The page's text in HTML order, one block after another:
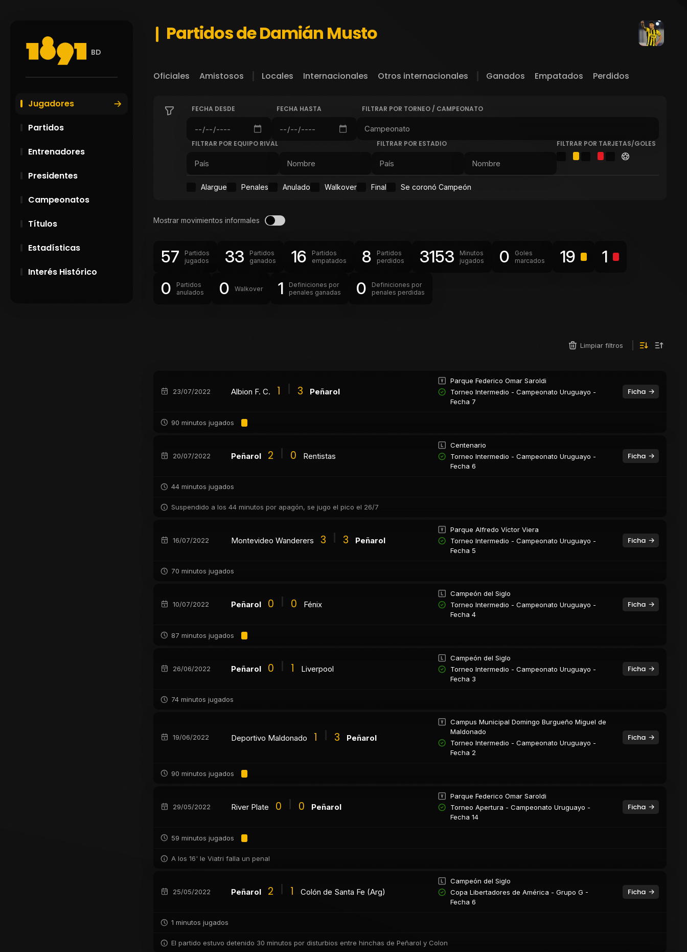
BD
Jugadores
Partidos
Entrenadores
Presidentes
Campeonatos
Títulos
Estadísticas
Interés Histórico
Partidos de Damián Musto
Oficiales Amistosos Locales Internacionales Otros internacionales Ganados Empatados Perdidos
FECHA DESDE FECHA HASTA FILTRAR POR TORNEO / CAMPEONATO
FILTRAR POR EQUIPO RIVAL FILTRAR POR ESTADIO FILTRAR POR TARJETAS/GOLES
Alargue Penales Anulado Walkover Final Se coronó Campeón
Mostrar movimientos informales
57
Partidos
jugados
33
Partidos
ganados
16
Partidos
empatados
8
Partidos
perdidos
3153
Minutos
jugados
0
Goles
marcados
19
1
0
Partidos
anulados
0 Walkover 1
Definiciones por
penales ganadas
0
Definiciones por
penales perdidas
Limpiar filtros
23/07/2022 Albion F. C. 1 3 Peñarol
Parque Federico Omar Saroldi
Torneo Intermedio - Campeonato Uruguayo -
Fecha 7
Ficha
90 minutos jugados
20/07/2022 Peñarol 2 0 Rentistas
Centenario
Torneo Intermedio - Campeonato Uruguayo -
Fecha 6
Ficha
44 minutos jugados
Suspendido a los 44 minutos por apagón, se jugo el pico el 26/7
16/07/2022 Montevideo Wanderers 3 3 Peñarol
Parque Alfredo Víctor Viera
Torneo Intermedio - Campeonato Uruguayo -
Fecha 5
Ficha
70 minutos jugados
10/07/2022 Peñarol 0 0 Fénix
Campeón del Siglo
Torneo Intermedio - Campeonato Uruguayo -
Fecha 4
Ficha
87 minutos jugados
26/06/2022 Peñarol 0 1 Liverpool
Campeón del Siglo
Torneo Intermedio - Campeonato Uruguayo -
Fecha 3
Ficha
74 minutos jugados
19/06/2022 Deportivo Maldonado 1 3 Peñarol
Campus Municipal Domingo Burgueño Miguel de
Maldonado
Torneo Intermedio - Campeonato Uruguayo -
Fecha 2
Ficha
90 minutos jugados
29/05/2022 River Plate 0 0 Peñarol
Parque Federico Omar Saroldi
Torneo Apertura - Campeonato Uruguayo -
Fecha 14
Ficha
59 minutos jugados
A los 16' le Viatri falla un penal
25/05/2022 Peñarol 2 1 Colón de Santa Fe (Arg)
Campeón del Siglo
Copa Libertadores de América - Grupo G -
Fecha 6
Ficha
1 minutos jugados
El partido estuvo detenido 30 minutos por disturbios entre hinchas de Peñarol y Colon